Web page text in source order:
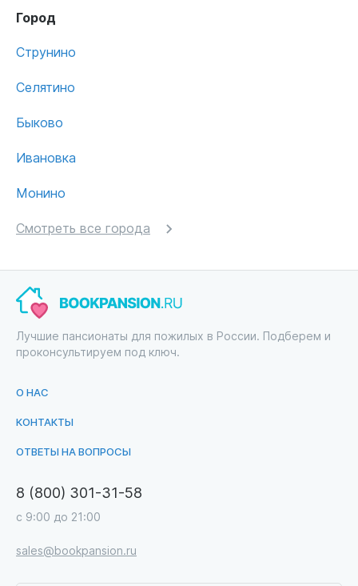
Город
Струнино
Селятино
Быково
Ивановка
Монино
Смотреть все города
Лучшие пансионаты для пожилых в России. Подберем и
проконсультируем под ключ.
О НАС
КОНТАКТЫ
ОТВЕТЫ НА ВОПРОСЫ
8 (800) 301-31-58
с 9:00 до 21:00
sales@bookpansion.ru